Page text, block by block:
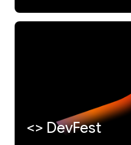
<> DevFest